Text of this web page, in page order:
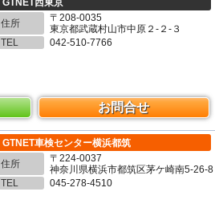
GTNET西東京
住所
〒208-0035
東京都武蔵村山市中原２-２-３
TEL
042-510-7766
お問合せ
GTNET車検センター横浜都筑
住所
〒224-0037
神奈川県横浜市都筑区茅ケ崎南5-26-8
TEL
045-278-4510